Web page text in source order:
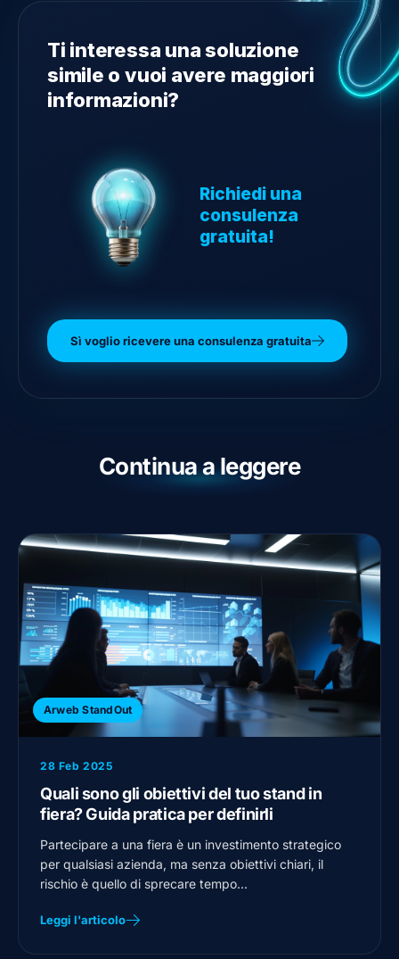
Ti interessa una soluzione
simile o vuoi avere maggiori
informazioni?
Richiedi una
consulenza
gratuita!
Sì voglio ricevere una consulenza gratuita
Continua a leggere
Arweb StandOut
28 Feb 2025
Quali sono gli obiettivi del tuo stand in
fiera? Guida pratica per definirli
Partecipare a una fiera è un investimento strategico
per qualsiasi azienda, ma senza obiettivi chiari, il
rischio è quello di sprecare tempo…
Leggi l'articolo